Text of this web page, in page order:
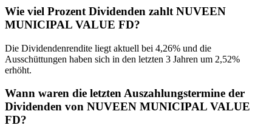
Wie viel Prozent Dividenden zahlt NUVEEN
MUNICIPAL VALUE FD?
Die Dividendenrendite liegt aktuell bei 4,26% und die
Ausschüttungen haben sich in den letzten 3 Jahren um 2,52%
erhöht.
Wann waren die letzten Auszahlungstermine der
Dividenden von NUVEEN MUNICIPAL VALUE
FD?